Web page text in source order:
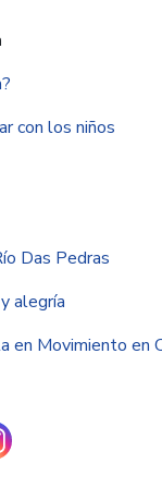
con los niños
Das Pedras
alegría
en Movimiento en